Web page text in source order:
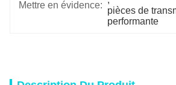
Mettre en évidence:
pièces de
performante